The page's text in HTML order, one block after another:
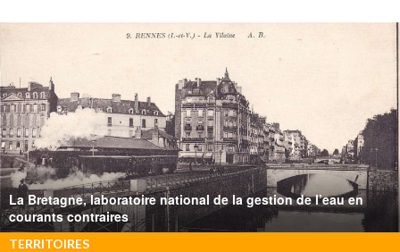
La Bretagne, laboratoire national de la gestion de l’eau en
courants contraires
TERRITOIRES